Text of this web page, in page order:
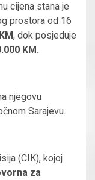
cijena stana je
prostora od 16
, dok posjeduje
KM.
njegovu
Sarajevu.
(CIK), kojoj
za